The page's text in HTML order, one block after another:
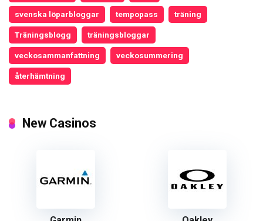
svenska löparbloggar tempopass träning
Träningsblogg träningsbloggar
veckosammanfattning veckosummering
återhämtning
New Casinos